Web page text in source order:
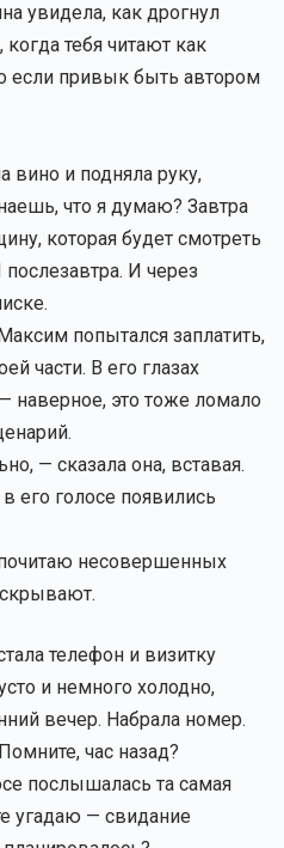
увидела, как дрогнул
когда тебя читают как
если привык быть автором
и подняла руку,
что я думаю? Завтра
которая будет смотреть
И через
попытался заплатить,
части. В его глазах
наверное, это тоже ломало
— сказала она, вставая.
голосе появились
несовершенных
телефон и визитку
и немного холодно,
вечер. Набрала номер.
час назад?
послышалась та самая
угадаю — свидание